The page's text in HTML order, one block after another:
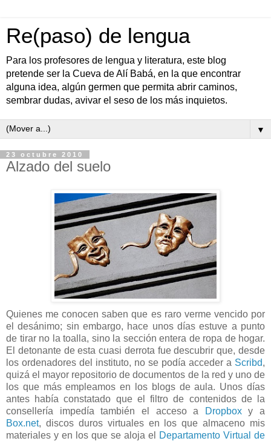
Re(paso) de lengua
Para los profesores de lengua y literatura, este blog
pretende ser la Cueva de Alí Babá, en la que encontrar
alguna idea, algún germen que permita abrir caminos,
sembrar dudas, avivar el seso de los más inquietos.
▼
23 octubre 2010
Alzado del suelo
Quienes me conocen saben que es raro verme vencido por
el desánimo; sin embargo, hace unos días estuve a punto
de tirar no la toalla, sino la sección entera de ropa de hogar.
El detonante de esta cuasi derrota fue descubrir que, desde
los ordenadores del instituto, no se podía acceder a Scribd,
quizá el mayor repositorio de documentos de la red y uno de
los que más empleamos en los blogs de aula. Unos días
antes había constatado que el filtro de contenidos de la
consellería impedía también el acceso a
Dropboxy a
Box.net, discos duros virtuales en los que almaceno mis
materiales y en los que se aloja el
Departamento Virtual de